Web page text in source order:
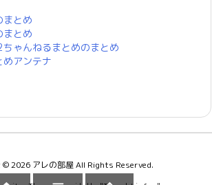
まとめ
まとめ
ゃんねるまとめのまとめ
アンテナ
©2026 アレの部屋All Rights Reserved.